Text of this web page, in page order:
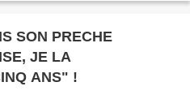
SON PRECHE
JE LA
ANS" !